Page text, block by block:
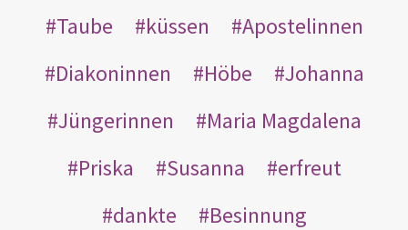
Taube
küssen
Apostelinnen
Diakoninnen
Höbe
Johanna
Jüngerinnen
Maria Magdalena
Priska
Susanna
erfreut
dankte
Besinnung